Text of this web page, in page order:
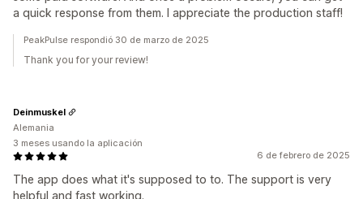
a quick response from them. I appreciate the production staff!
PeakPulse respondió 30 de marzo de 2025
Thank you for your review!
6 de febrero de 2025
The app does what it's supposed to to. The support is very
helpful and fast working.
Deinmuskel
Alemania
3 meses usando la aplicación